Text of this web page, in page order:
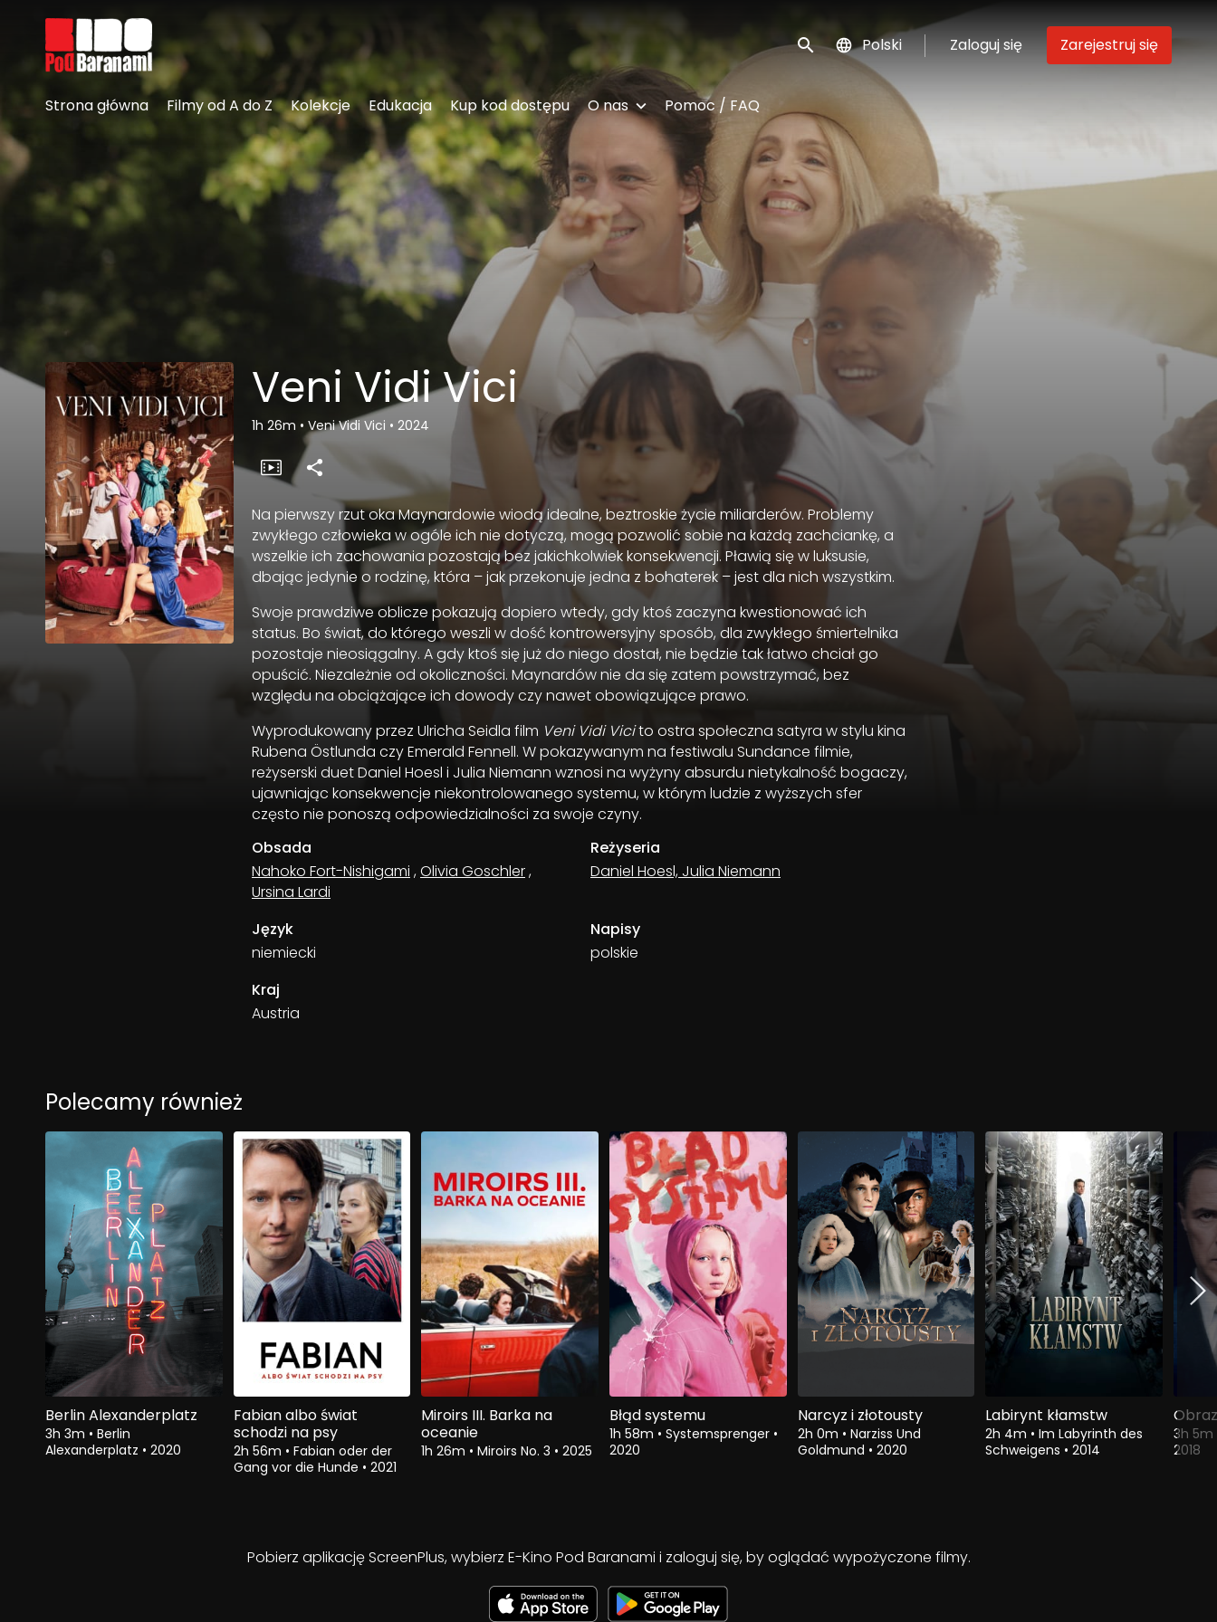
Linki ułatwień dostępu
Wyszukaj Polski Zaloguj się Zarejestruj się
Strona główna Filmy od A do Z Kolekcje Edukacja Kup kod dostępu O nas Pomoc / FAQ
Veni Vidi Vici
1h 26m • Veni Vidi Vici • 2024
Na pierwszy rzut oka Maynardowie wiodą idealne, beztroskie życie miliarderów. Problemy
zwykłego człowieka w ogóle ich nie dotyczą, mogą pozwolić sobie na każdą zachciankę, a
wszelkie ich zachowania pozostają bez jakichkolwiek konsekwencji. Pławią się w luksusie,
dbając jedynie o rodzinę, która – jak przekonuje jedna z bohaterek – jest dla nich wszystkim.
Swoje prawdziwe oblicze pokazują dopiero wtedy, gdy ktoś zaczyna kwestionować ich
status. Bo świat, do którego weszli w dość kontrowersyjny sposób, dla zwykłego śmiertelnika
pozostaje nieosiągalny. A gdy ktoś się już do niego dostał, nie będzie tak łatwo chciał go
opuścić. Niezależnie od okoliczności. Maynardów nie da się zatem powstrzymać, bez
względu na obciążające ich dowody czy nawet obowiązujące prawo.
Wyprodukowany przez Ulricha Seidla film Veni Vidi Vicito ostra społeczna satyra w stylu kina
Rubena Östlunda czy Emerald Fennell. W pokazywanym na festiwalu Sundance filmie,
reżyserski duet Daniel Hoesl i Julia Niemann wznosi na wyżyny absurdu nietykalność bogaczy,
ujawniając konsekwencje niekontrolowanego systemu, w którym ludzie z wyższych sfer
często nie ponoszą odpowiedzialności za swoje czyny.
Obsada
Nahoko Fort-Nishigami ,Olivia Goschler,
Ursina Lardi
Reżyseria
Daniel Hoesl, Julia Niemann
Język
niemiecki
Napisy
polskie
Kraj
Austria
Polecamy również
Berlin Alexanderplatz
3h 3m • Berlin
Alexanderplatz • 2020
Fabian albo świat
schodzi na psy
2h 56m • Fabian oder der
Gang vor die Hunde • 2021
Miroirs III. Barka na
oceanie
1h 26m • Miroirs No. 3 • 2025
Błąd systemu
1h 58m • Systemsprenger •
2020
Narcyz i złotousty
2h 0m • Narziss Und
Goldmund • 2020
Labirynt kłamstw
2h 4m • Im Labyrinth des
Schweigens • 2014
3h 5m
2018
Pobierz aplikację ScreenPlus, wybierz E-Kino Pod Baranami i zaloguj się, by oglądać wypożyczone filmy.